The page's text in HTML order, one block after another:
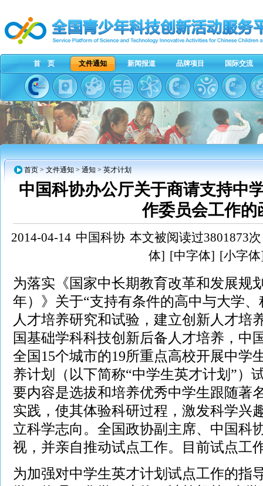
首 页 文件通知 新闻报道 品牌项目 国际交流
首页 > 文件通知 > 通知 > 英才计划
中国科协办公厅关于商请支持中
作委员会工作的
2014-04-14 中国科协 本文被阅读过3801873次
体] [中字体] [小字
为落实《国家中长期教育改革和发展规
年）》关于“支持有条件的高中与大学
人才培养研究和试验，建立创新人才培
国基础学科科技创新后备人才培养，中
全国15个城市的19所重点高校开展中学
养计划（以下简称“中学生英才计划”）
要内容是选拔和培养优秀中学生跟随著
实践，使其体验科研过程，激发科学兴
立科学志向。全国政协副主席、中国科
视，并亲自推动试点工作。目前试点工
为加强对中学生英才计划试点工作的指